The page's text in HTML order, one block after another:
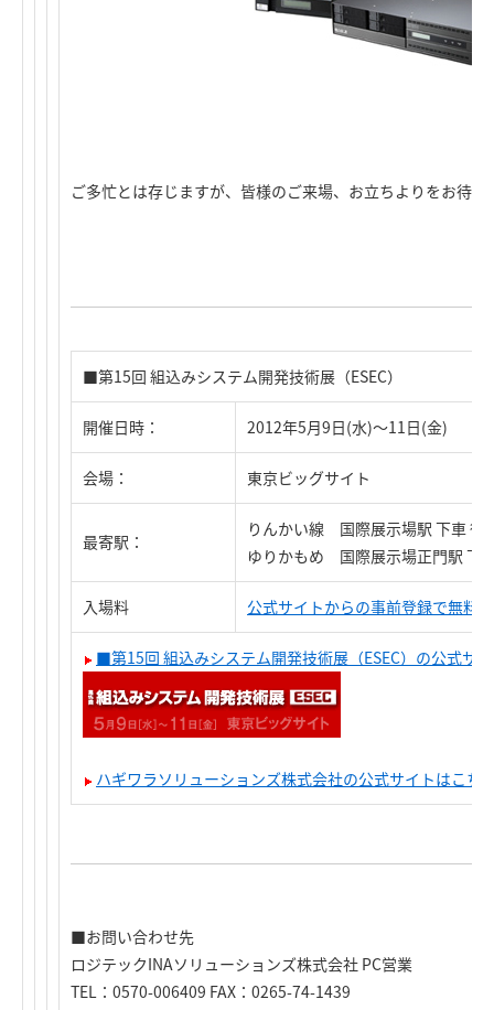
ご多忙とは存じますが、皆様のご来場、お立ちよりをお待ち
■第15回 組込みシステム開発技術展 （ESEC）
開催日時： 2012年5月9日(水)～11日(金)
会場： 東京ビッグサイト
最寄駅：
りんかい線 国際展示場駅 下車 徒
ゆりかもめ 国際展示場正門駅 下
入場料 公式サイトからの事前登録で無料
■第15回 組込みシステム開発技術展（ESEC）の公式サ
ハギワラソリューションズ株式会社の公式サイトはこち
■お問い合わせ先
ロジテックINAソリューションズ株式会社 PC営業
TEL：0570-006409 FAX：0265-74-1439